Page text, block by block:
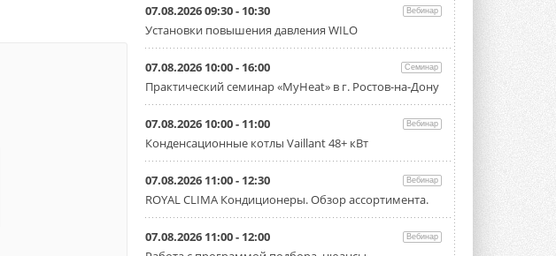
«РУСКЛИМАТ Fest 2026» в Уфе
собрал свыше 700 профи
климатической отрасли
Организатором выступил торгово-
производственный холдинг ...
3 АВГУСТА 2026
«Датарк» испытал модульный
ЦОД с плотностью 54 кВт на
стойку
Испытания прошли на собственной
производственной площадке и были ...
3 АВГУСТА 2026
Samsung выпускает VRF-
систему DVM на R32
07.08.2026 09:30 - 10:30 Вебинар
Установки повышения давления WILO
07.08.2026 10:00 - 16:00 Семинар
Практический семинар «MyHeat» в г. Ростов-на-Дону
07.08.2026 10:00 - 11:00 Вебинар
Конденсационные котлы Vaillant 48+ кВт
07.08.2026 11:00 - 12:30 Вебинар
ROYAL CLIMA Кондиционеры. Обзор ассортимента.
07.08.2026 11:00 - 12:00 Вебинар